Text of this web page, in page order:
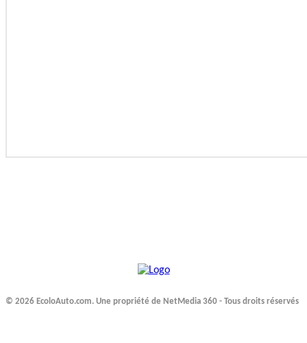
© 2026 EcoloAuto.com. Une propriété de NetMedia 360 - Tous droits réservés